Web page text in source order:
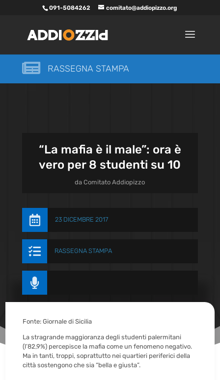
091-5084262 comitato@addiopizzo.org
 RASSEGNA STAMPA
“La mafia è il male”: ora è
vero per 8 studenti su 10
daComitato Addiopizzo
 23 DICEMBRE 2017
 RASSEGNA STAMPA

Fonte: Giornale di Sicilia
La stragrande maggioranza degli studenti palermitani
(l’82,9%) percepisce la mafia come un fenomeno negativo.
Ma in tanti, troppi, soprattutto nei quartieri periferici della
città sostengono che sia “bella e giusta”.